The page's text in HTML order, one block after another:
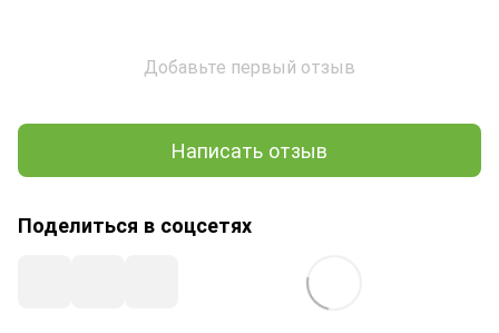
Добавьте первый отзыв
Написать отзыв
Поделиться в соцсетях